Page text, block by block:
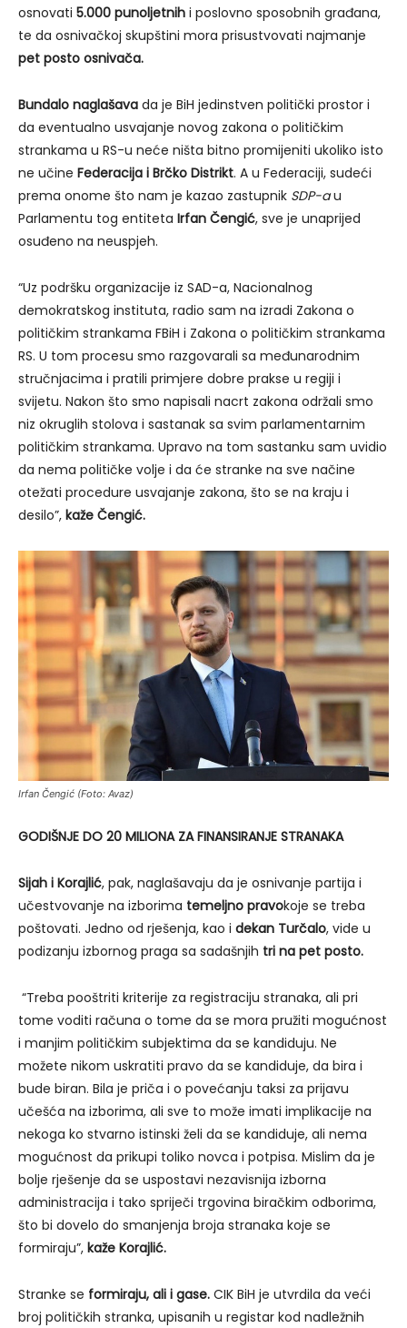
osnovati 5.000 punoljetnih i poslovno sposobnih građana,
te da osnivačkoj skupštini mora prisustvovati najmanje
pet posto osnivača.
Bundalo naglašava da je BiH jedinstven politički prostor i
da eventualno usvajanje novog zakona o političkim
strankama u RS-u neće ništa bitno promijeniti ukoliko isto
ne učine Federacija i Brčko Distrikt. A u Federaciji, sudeći
prema onome što nam je kazao zastupnik SDP-au
Parlamentu tog entiteta Irfan Čengić, sve je unaprijed
osuđeno na neuspjeh.
“Uz podršku organizacije iz SAD-a, Nacionalnog
demokratskog instituta, radio sam na izradi Zakona o
političkim strankama FBiH i Zakona o političkim strankama
RS. U tom procesu smo razgovarali sa međunarodnim
stručnjacima i pratili primjere dobre prakse u regiji i
svijetu. Nakon što smo napisali nacrt zakona održali smo
niz okruglih stolova i sastanak sa svim parlamentarnim
političkim strankama. Upravo na tom sastanku sam uvidio
da nema političke volje i da će stranke na sve načine
otežati procedure usvajanje zakona, što se na kraju i
desilo”, kaže Čengić.
Irfan Čengić (Foto: Avaz)
GODIŠNJE DO 20 MILIONA ZA FINANSIRANJE STRANAKA
Sijah i Korajlić, pak, naglašavaju da je osnivanje partija i
učestvovanje na izborima temeljno pravokoje se treba
poštovati. Jedno od rješenja, kao i dekan Turčalo, vide u
podizanju izbornog praga sa sadašnjih tri na pet posto.
“Treba pooštriti kriterije za registraciju stranaka, ali pri
tome voditi računa o tome da se mora pružiti mogućnost
i manjim političkim subjektima da se kandiduju. Ne
možete nikom uskratiti pravo da se kandiduje, da bira i
bude biran. Bila je priča i o povećanju taksi za prijavu
učešća na izborima, ali sve to može imati implikacije na
nekoga ko stvarno istinski želi da se kandiduje, ali nema
mogućnost da prikupi toliko novca i potpisa. Mislim da je
bolje rješenje da se uspostavi nezavisnija izborna
administracija i tako spriječi trgovina biračkim odborima,
što bi dovelo do smanjenja broja stranaka koje se
formiraju”, kaže Korajlić.
Stranke se formiraju, ali i gase. CIK BiH je utvrdila da veći
broj političkih stranka, upisanih u registar kod nadležnih